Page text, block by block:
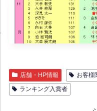
店舗・HP情報 お客様
ランキング入賞者